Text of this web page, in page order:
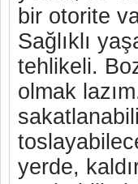
bir otorite
Sağlıklı
tehlikeli.
olmak
yerde,